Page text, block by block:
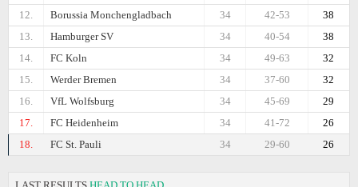
12.
Borussia Monchengladbach 38
42-53
34
13.
Hamburger SV 38
40-54
34
14.
FC Koln 32
49-63
34
15.
Werder Bremen 32
37-60
34
16.
VfL Wolfsburg 29
45-69
34
17.
FC Heidenheim 26
41-72
34
18.
FC St. Pauli 26
29-60
34